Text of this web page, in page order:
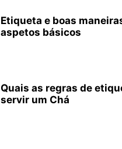
Etiqueta e boas
aspetos básicos
Quais as regras de
servir um Chá